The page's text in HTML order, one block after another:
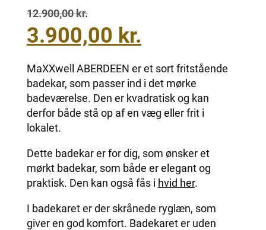
12.900,00kr.
Den
oprindelige
pris
12.900,00 kr..
3.900,00 kr.
Den
aktuelle
pris
3.900,00 kr..
MaXXwell ABERDEEN er et sort fritstående
badekar, som passer ind i det mørke
badeværelse. Den er kvadratisk og kan
derfor både stå op af en væg eller frit i
lokalet.
Dette badekar er for dig, som ønsker et
mørkt badekar, som både er elegant og
praktisk. Den kan også fås i hvid her.
I badekaret er der skrånede ryglæn, som
giver en god komfort. Badekaret er uden